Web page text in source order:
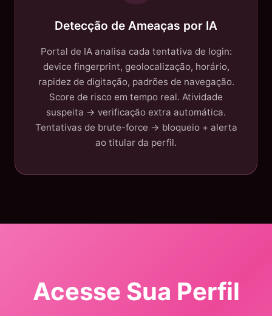
Detecção de Ameaças por IA
Portal de IA analisa cada tentativa de login:
device fingerprint, geolocalização, horário,
rapidez de digitação, padrões de navegação.
Score de risco em tempo real. Atividade
suspeita → verificação extra automática.
Tentativas de brute-force → bloqueio + alerta
ao titular da perfil.
Acesse Sua Perfil